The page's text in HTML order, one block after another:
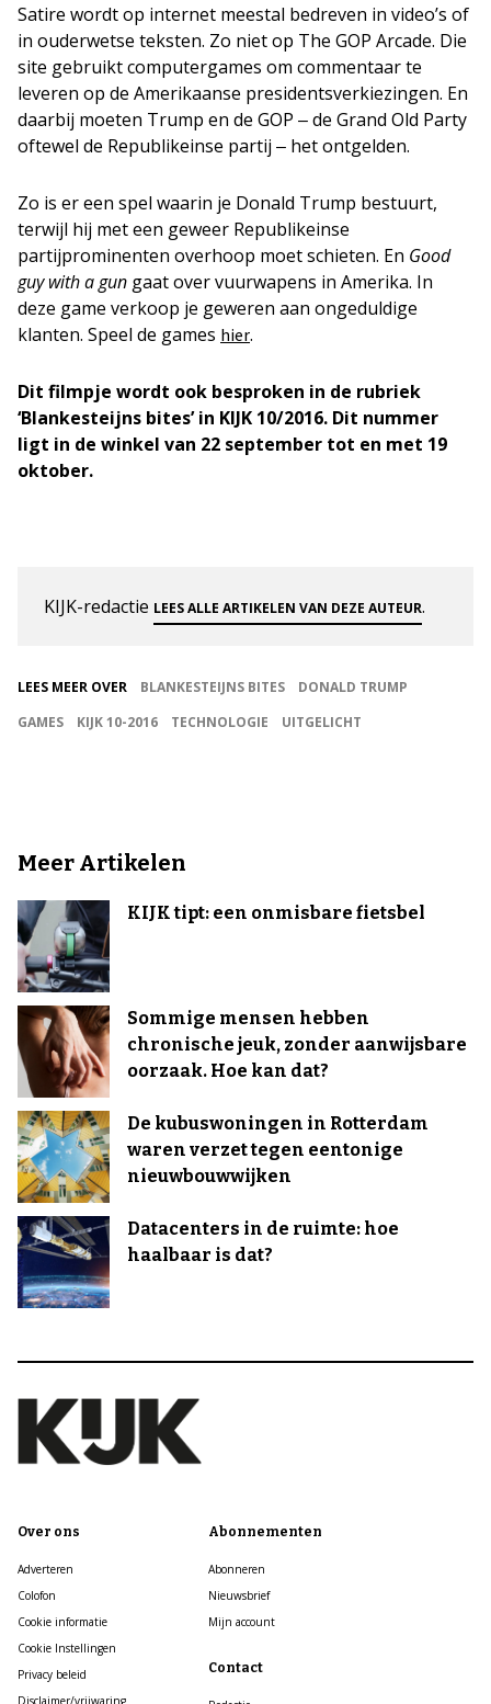
Satire wordt op internet meestal bedreven in video’s of
in ouderwetse teksten. Zo niet op The GOP Arcade. Die
site gebruikt computergames om commentaar te
leveren op de Amerikaanse presidentsverkiezingen. En
daarbij moeten Trump en de GOP ‒ de Grand Old Party
oftewel de Republikeinse partij ‒ het ontgelden.
Zo is er een spel waarin je Donald Trump bestuurt,
terwijl hij met een geweer Republikeinse
partijprominenten overhoop moet schieten. En Good
guy with a gun gaat over vuurwapens in Amerika. In
deze game verkoop je geweren aan ongeduldige
klanten. Speel de games hier.
Dit filmpje wordt ook besproken in de rubriek
‘Blankesteijns bites’ in KIJK 10/2016. Dit nummer
ligt in de winkel van 22 september tot en met 19
oktober.
KIJK-redactie LEES ALLE ARTIKELEN VAN DEZE AUTEUR.
LEES MEER OVER BLANKESTEIJNS BITES
DONALD TRUMP
GAMES
KIJK 10-2016 TECHNOLOGIE UITGELICHT
Meer Artikelen
KIJK tipt: een onmisbare fietsbel
Sommige mensen hebben
chronische jeuk, zonder aanwijsbare
oorzaak. Hoe kan dat?
De kubuswoningen in Rotterdam
waren verzet tegen eentonige
nieuwbouwwijken
Datacenters in de ruimte: hoe
haalbaar is dat?
Over ons
Adverteren
Colofon
Cookie informatie
Cookie Instellingen
Privacy beleid
Disclaimer/vrijwaring
Abonnementen
Abonneren
Nieuwsbrief
Mijn account
Contact